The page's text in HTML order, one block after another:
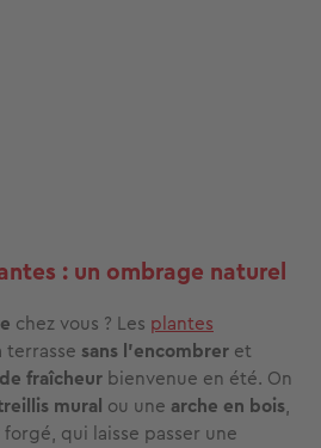
: un ombrage naturel
chez vous ? Les plantes
terrasse sans l’encombrer et
fraîcheur bienvenue en été. On
mural ou une arche en bois,
qui laisse passer une